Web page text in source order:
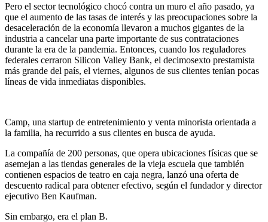
Pero el sector tecnológico chocó contra un muro el año pasado, ya
que el aumento de las tasas de interés y las preocupaciones sobre la
desaceleración de la economía llevaron a muchos gigantes de la
industria a cancelar una parte importante de sus contrataciones
durante la era de la pandemia. Entonces, cuando los reguladores
federales cerraron Silicon Valley Bank, el decimosexto prestamista
más grande del país, el viernes, algunos de sus clientes tenían pocas
líneas de vida inmediatas disponibles.
Camp, una startup de entretenimiento y venta minorista orientada a
la familia, ha recurrido a sus clientes en busca de ayuda.
La compañía de 200 personas, que opera ubicaciones físicas que se
asemejan a las tiendas generales de la vieja escuela que también
contienen espacios de teatro en caja negra, lanzó una oferta de
descuento radical para obtener efectivo, según el fundador y director
ejecutivo Ben Kaufman.
Sin embargo, era el plan B.